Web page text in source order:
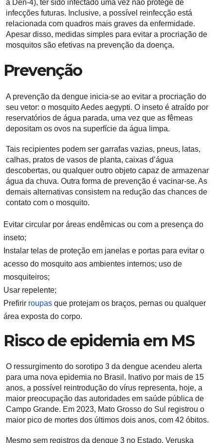
a Den-4), ter sido infectado uma vez não protege de
infecções futuras. Inclusive, a possível reinfecção está
relacionada com quadros mais graves da enfermidade.
Apesar disso, medidas simples para evitar a procriação de
mosquitos são efetivas na prevenção da doença.
Prevenção
A prevenção da dengue inicia-se ao evitar a procriação do
seu vetor: o mosquito Aedes aegypti. O inseto é atraído por
reservatórios de água parada, uma vez que as fêmeas
depositam os ovos na superfície da água limpa.
Tais recipientes podem ser garrafas vazias, pneus, latas,
calhas, pratos de vasos de planta, caixas d’água
descobertas, ou qualquer outro objeto capaz de armazenar
água da chuva. Outra forma de prevenção é vacinar-se. As
demais alternativas consistem na redução das chances de
contato com o mosquito.
Evitar circular por áreas endêmicas ou com a presença do
inseto;
Instalar telas de proteção em janelas e portas para evitar o
acesso do mosquito aos ambientes internos; uso de
mosquiteiros;
Usar repelente;
Prefirir roupas que protejam os braços, pernas ou qualquer
área exposta do corpo.
Risco de epidemia em MS
O ressurgimento do sorotipo 3 da dengue acendeu alerta
para uma nova epidemia no Brasil. Inativo por mais de 15
anos, a possível reintrodução do vírus representa, hoje, a
maior preocupação das autoridades em saúde pública de
Campo Grande. Em 2023, Mato Grosso do Sul registrou o
maior pico de mortes dos últimos dois anos, com 42 óbitos.
Mesmo sem registros da dengue 3 no Estado, Veruska